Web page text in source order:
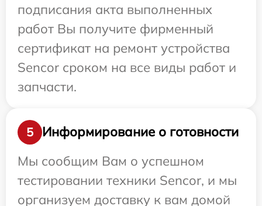
подписания акта выполненных
работ Вы получите фирменный
сертификат на ремонт устройства
Sencor сроком на все виды работ и
запчасти.
5
Информирование о готовности
Мы сообщим Вам о успешном
тестировании техники Sencor, и мы
организуем доставку к вам домой